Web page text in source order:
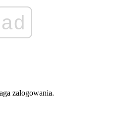
ad
zalogowania.